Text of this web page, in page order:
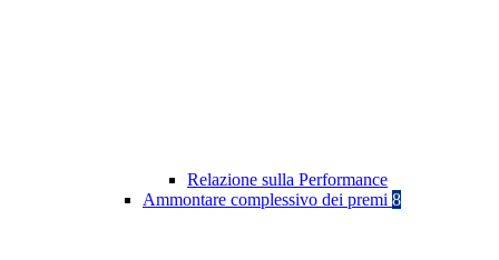
Relazione sulla Performance
Ammontare complessivo dei premi 8